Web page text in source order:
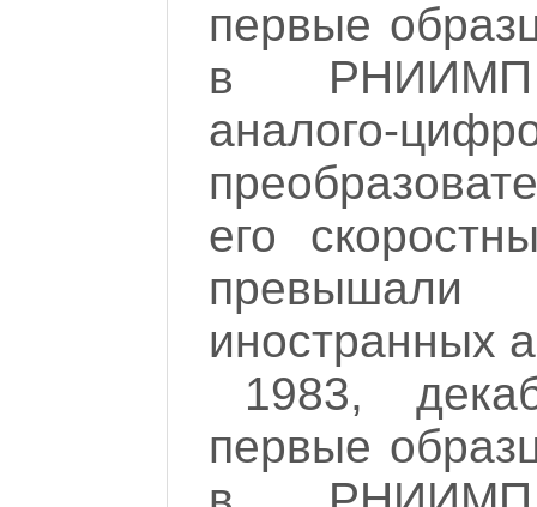
первые
в РНИИМП
аналого-
его
иностранных
1983,
первые